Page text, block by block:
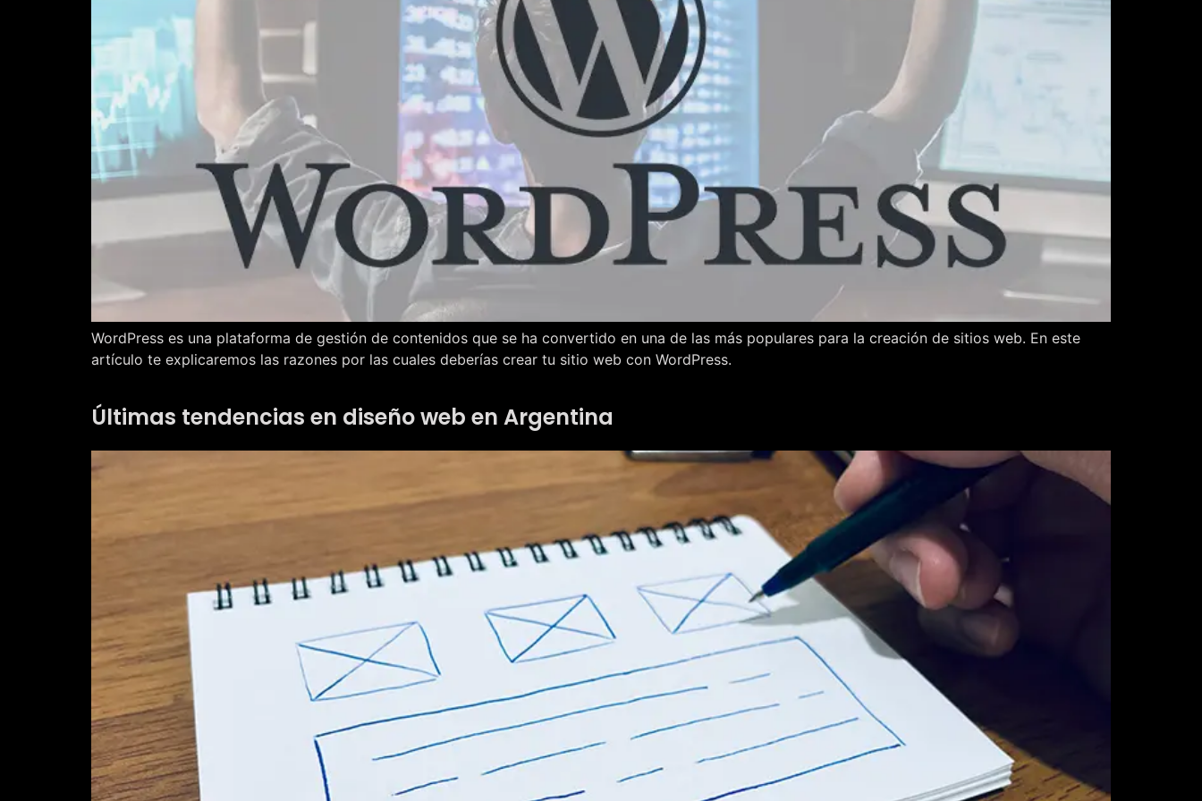
WordPress es una plataforma de gestión de contenidos que se ha convertido en una de las más populares para la creación de sitios web. En este
artículo te explicaremos las razones por las cuales deberías crear tu sitio web con WordPress.
Últimas tendencias en diseño web en Argentina